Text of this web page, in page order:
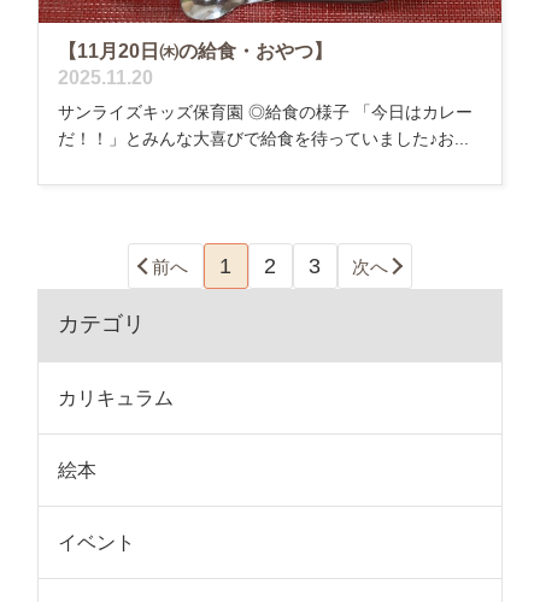
【11月20日㈭の給食・おやつ】
2025.11.20
サンライズキッズ保育園 ◎給食の様子 「今日はカレー
だ！！」とみんな大喜びで給食を待っていました♪お...
前へ 1 2 3 次へ
カテゴリ
カリキュラム
絵本
イベント